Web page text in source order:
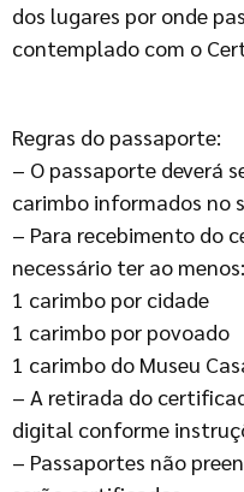
dos lugares por onde
contemplado com o
Regras do passaporte:
– O passaporte deverá
carimbo informados no
– Para recebimento do
necessário ter ao menos:
1 carimbo por cidade
1 carimbo por povoado
1 carimbo do Museu
– A retirada do
digital conforme
– Passaportes não